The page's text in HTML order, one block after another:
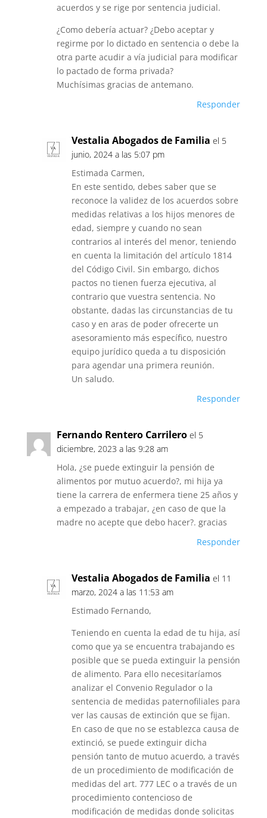
acuerdos y se rige por sentencia judicial.
¿Como debería actuar? ¿Debo aceptar y
regirme por lo dictado en sentencia o debe la
otra parte acudir a vía judicial para modificar
lo pactado de forma privada?
Muchísimas gracias de antemano.
Responder
Vestalia Abogados de Familia el 5
junio, 2024 a las 5:07 pm
Estimada Carmen,
En este sentido, debes saber que se
reconoce la validez de los acuerdos sobre
medidas relativas a los hijos menores de
edad, siempre y cuando no sean
contrarios al interés del menor, teniendo
en cuenta la limitación del artículo 1814
del Código Civil. Sin embargo, dichos
pactos no tienen fuerza ejecutiva, al
contrario que vuestra sentencia. No
obstante, dadas las circunstancias de tu
caso y en aras de poder ofrecerte un
asesoramiento más específico, nuestro
equipo jurídico queda a tu disposición
para agendar una primera reunión.
Un saludo.
Responder
Fernando Rentero Carrilero el 5
diciembre, 2023 a las 9:28 am
Hola, ¿se puede extinguir la pensión de
alimentos por mutuo acuerdo?, mi hija ya
tiene la carrera de enfermera tiene 25 años y
a empezado a trabajar, ¿en caso de que la
madre no acepte que debo hacer?. gracias
Responder
Vestalia Abogados de Familia el 11
marzo, 2024 a las 11:53 am
Estimado Fernando,
Teniendo en cuenta la edad de tu hija, así
como que ya se encuentra trabajando es
posible que se pueda extinguir la pensión
de alimento. Para ello necesitaríamos
analizar el Convenio Regulador o la
sentencia de medidas paternofiliales para
ver las causas de extinción que se fijan.
En caso de que no se establezca causa de
extinció, se puede extinguir dicha
pensión tanto de mutuo acuerdo, a través
de un procedimiento de modificación de
medidas del art. 777 LEC o a través de un
procedimiento contencioso de
modificación de medidas donde solicitas